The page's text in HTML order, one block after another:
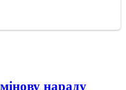
нараду